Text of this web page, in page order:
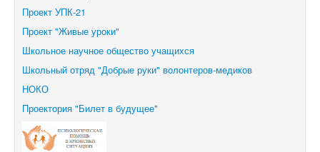
Проект УПК-21
Проект "Живые уроки"
Школьное научное общество учащихся
Школьный отряд "Добрые руки" волонтеров-медиков
НОКО
Проектория "Билет в будущее"